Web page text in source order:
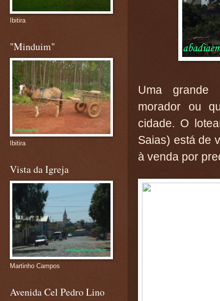
Uma grande
morador ou
cidade. O
Saias) está de
à venda por
Ibitira
"Minduim"
Ibitira
Vista da Igreja
Martinho Campos
Avenida Cel Pedro Lino